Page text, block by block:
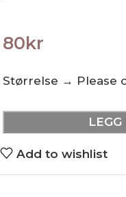
80kr
Størrelse → Please
Add to wishlist